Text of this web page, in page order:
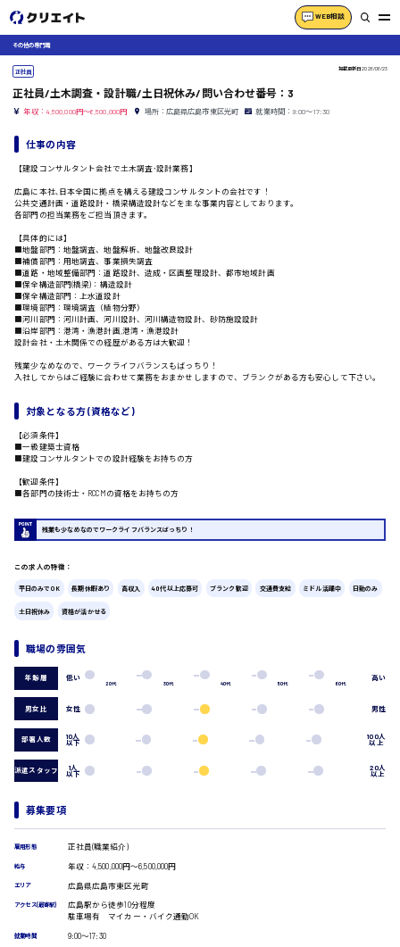
WEB相談
製造・軽作業・物流系
組立、加工
検品・包装・箱詰め
フォークリフト
介護・医療系
医師
コールセンターオペレーター
一般事務
総務事務
経理事務
受付事務
IT・クリエイティブ系
DTPオペレーター
CADオペレーター
WEBデザイナー
校正・編集
広島市南区
広島市佐伯区
広島市安佐北区
時給1300円～
時給1400円～
時給1500円以上
その他の専門職
正社員 掲載更新日2026/06/23
正社員/土木調査・設計職/土日祝休み/問い合わせ番号：3
年収：4,500,000円～6,500,000円 場所：広島県広島市東区光町 就業時間：9:00〜17:30
仕事の内容
【建設コンサルタント会社で土木調査･設計業務】
広島に本社､日本全国に拠点を構える建設コンサルタントの会社です！
公共交通計画・道路設計・橋梁構造設計などを主な事業内容としております。
各部門の担当業務をご担当頂きます。
【具体的には】
■地盤部門：地盤調査、地盤解析、地盤改良設計
■補償部門：用地調査、事業損失調査
■道路・地域整備部門：道路設計、造成・区画整理設計、都市地域計画
■保全構造部門(橋梁)：構造設計
■保全構造部門：上水道設計
■環境部門：環境調査（植物分野）
■河川部門：河川計画、河川設計、河川構造物設計、砂防施設設計
■沿岸部門：港湾・漁港計画,港湾・漁港設計
設計会社・土木関係での経歴がある方は大歓迎！
残業少なめなので、ワークライフバランスもばっちり！
入社してからはご経験に合わせて業務をおまかせしますので、ブランクがある方も安心して下さい。
対象となる方 (資格など)
【必須条件】
■一級建築士資格
■建設コンサルタントでの設計経験をお持ちの方
【歓迎条件】
■各部門の技術士・RCCMの資格をお持ちの方
残業も少なめなのでワークライフバランスばっちり！
この求人の特徴：
平日のみでOK 長期休暇あり 高収入 40代以上応募可 ブランク歓迎 交通費支給 ミドル活躍中 日勤のみ
土日祝休み 資格が活かせる
職場の雰囲気
年齢層 低い
20代 30代 40代 50代 60代
高い
男女比 女性 男性
部署人数 10人
以下
100人
以上
派遣スタッフ 1人
以下
20人
以上
募集要項
雇用形態 正社員(職業紹介)
給与 年収：4,500,000円～6,500,000円
エリア 広島県広島市東区光町
アクセス(最寄駅)
広島駅から徒歩10分程度
駐車場有 マイカー・バイク通勤OK
就業時間 9:00〜17:30